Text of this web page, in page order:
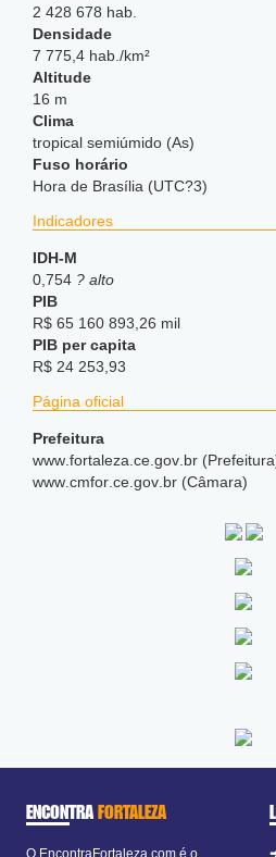
2 428 678 hab.
Densidade
7 775,4 hab./km²
Altitude
16 m
Clima
tropical semiúmido (As)
Fuso horário
Hora de Brasília (UTC?3)
Indicadores
IDH-M
0,754 ? alto
PIB
R$ 65 160 893,26 mil
PIB per capita
R$ 24 253,93
Página oficial
Prefeitura
www .fortaleza .ce .gov .br
www .cmfor .ce .gov .br (Câmara)
ENCONTRAFORTALEZA
O EncontraFortaleza.com é o